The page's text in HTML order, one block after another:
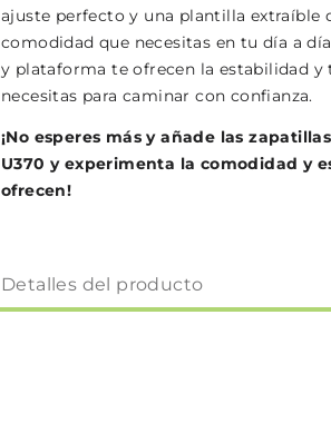
ajuste perfecto y una plantilla extraíble
comodidad que necesitas en tu día a
y plataforma te ofrecen la estabilidad y
necesitas para caminar con confianza.
¡No esperes más y añade las
U370 y experimenta la comodidad y
ofrecen!
Detalles del producto